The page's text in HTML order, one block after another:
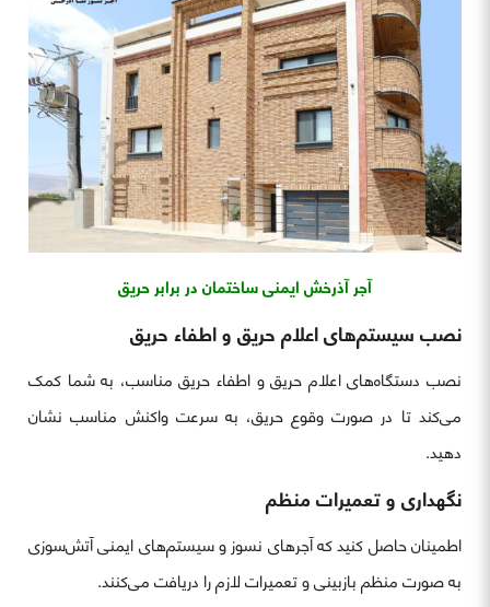
آجر آذرخش ایمنی ساختمان در برابر حریق
نصب سیستم‌های اعلام حریق و اطفاء حریق
نصب دستگاه‌های اعلام حریق و اطفاء حریق مناسب، به شما کمک
می‌کند تا در صورت وقوع حریق، به سرعت واکنش مناسب نشان
دهید.
نگهداری و تعمیرات منظم
اطمینان حاصل کنید که آجرهای نسوز و سیستم‌های ایمنی آتش‌سوزی
به صورت منظم بازبینی و تعمیرات لازم را دریافت می‌کنند.